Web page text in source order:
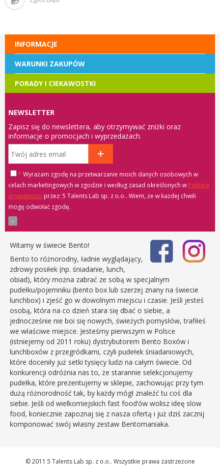
INFORMACJE
WARUNKI ZAKUPÓW
PORADY I CIEKAWOSTKI
NEWSLETTER
Zapisz się do newslettera, aby otrzymywać zniżki oraz
informacje o promocjach i wyprzedażach.
* Wyrażam zgodę na przetwarzanie moich danych osobowych w
celach marketingowych w zgodzie i według zasad określonych w Polityce
prywatności
przez: 5 Talents Lab sp. z o.o.. Wiem, że w każdej chwili
mogę odwołać zgodę.
Witamy w świecie Bento!
Bento to różnorodny, ładnie wyglądający,
zdrowy posiłek (np. śniadanie, lunch,
obiad), który można zabrać ze sobą w specjalnym
pudełku/pojemniku (bento box lub szerzej znany na świecie
lunchbox) i zjeść go w dowolnym miejscu i czasie. Jeśli jesteś
osobą, która na co dzień stara się dbać o siebie, a
jednocześnie nie boi się nowych, świeżych pomysłów, trafiłeś
we właściwe miejsce. Jesteśmy pierwszym w Polsce
(istniejemy od 2011 roku) dystrybutorem Bento Boxów i
lunchboxów z przegródkami, czyli pudełek śniadaniowych,
które doceniły już setki tysięcy ludzi na całym świecie. Od
konkurencji odróżnia nas to, że starannie selekcjonujemy
pudełka, które prezentujemy w sklepie, zachowując przy tym
dużą różnorodność tak, by każdy mógł znaleźć tu coś dla
siebie. Jeśli od wielkomiejskich fast food’ów wolisz ideę slow
food, koniecznie zapoznaj się z nasza ofertą i już dziś zacznij
komponować swój własny zestaw Bentomaniaka.
© 2011 5 Talents Lab sp. z o.o.. Wszystkie prawa zastrzeżone